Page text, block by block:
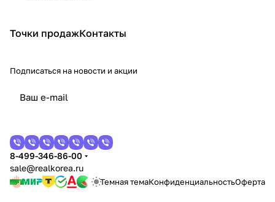
Точки продажКонтакты
Подписаться на новости и акции
8-499-346-86-00
sale@realkorea.ru
Темная темаКонфиденциальностьОферта